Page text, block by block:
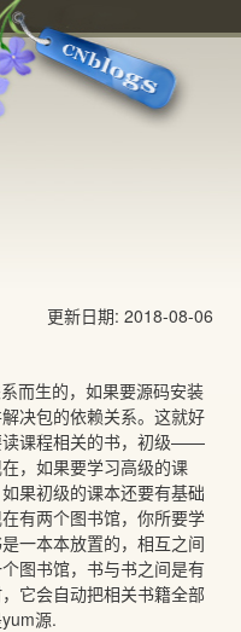
更新日期: 2018-08-06
而生的，如果要源码安装
决包的依赖关系。这就好
读课程相关的书，初级——
，如果要学习高级的课
果初级的课本还要有基础
有两个图书馆，你所要学
一本本放置的，相互之间
图书馆，书与书之间是有
它会自动把相关书籍全部
源.